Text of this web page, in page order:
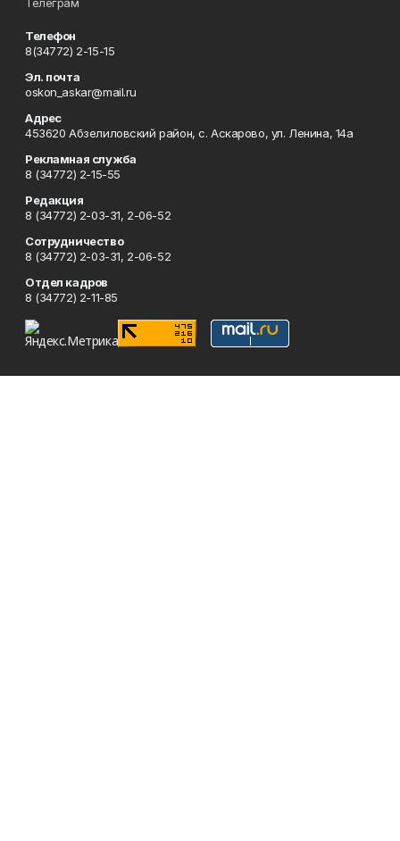
Телефон
8(34772) 2-15-15
Эл. почта
oskon_askar@mail.ru
Адрес
453620 Абзелиловский район, с. Аскарово, ул. Ленина, 14а
Рекламная служба
8 (34772) 2-15-55
Редакция
8 (34772) 2-03-31, 2-06-52
Сотрудничество
8 (34772) 2-03-31, 2-06-52
Отдел кадров
8 (34772) 2-11-85